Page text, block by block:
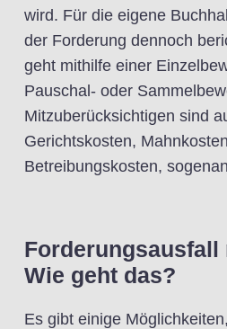
wird. Für die eigene
der Forderung dennoch
geht mithilfe einer
Pauschal- oder
Mitzuberücksichtigen sind
Gerichtskosten,
Betreibungskosten,
Forderungsausfall
Wie geht das?
Es gibt einige